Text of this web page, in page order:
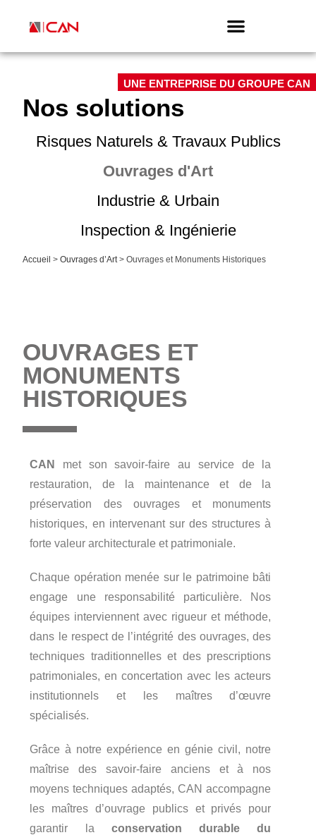
UNE ENTREPRISE DU GROUPE CAN
Nos solutions
Risques Naturels & Travaux Publics
Ouvrages d'Art
Industrie & Urbain
Inspection & Ingénierie
Accueil >Ouvrages d’Art>Ouvrages et Monuments Historiques
OUVRAGES ET
MONUMENTS
HISTORIQUES
CAN
met son savoir-faire au service de la
restauration, de la maintenance et de la
préservation des ouvrages et monuments
historiques, en intervenant sur des structures à
forte valeur architecturale et patrimoniale.
Chaque opération menée sur le patrimoine bâti
engage une responsabilité particulière. Nos
équipes interviennent avec rigueur et méthode,
dans le respect de l’intégrité des ouvrages, des
techniques traditionnelles et des prescriptions
patrimoniales, en concertation avec les acteurs
institutionnels et les maîtres d’œuvre
spécialisés.
Grâce à notre expérience en génie civil, notre
maîtrise des savoir-faire anciens et à nos
moyens techniques adaptés, CAN accompagne
les maîtres d’ouvrage publics et privés pour
garantir la conservation durable du